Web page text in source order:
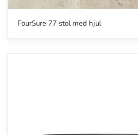
FourSure 77 stol med hjul